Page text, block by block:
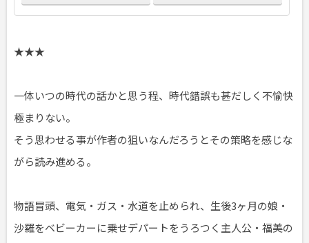
★★★
一体いつの時代の話かと思う程、時代錯誤も甚だしく不愉快
極まりない。
そう思わせる事が作者の狙いなんだろうとその策略を感じな
がら読み進める。
物語冒頭、電気・ガス・水道を止められ、生後3ヶ月の娘・
沙羅をベビーカーに乗せデパートをうろつく主人公・福美の